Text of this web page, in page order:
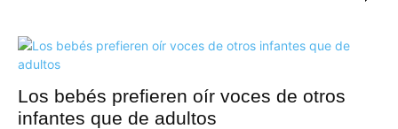
Los bebés prefieren oír voces de otros
infantes que de adultos